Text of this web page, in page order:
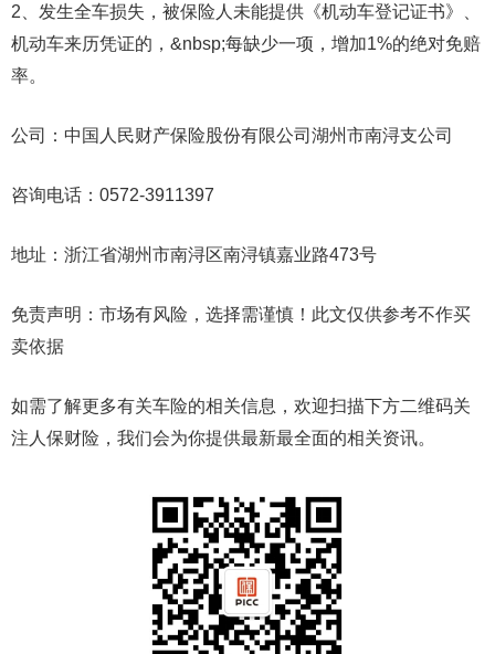
2、发生全车损失，被保险人未能提供《机动车登记证书》、
机动车来历凭证的，&nbsp;每缺少一项，增加1%的绝对免赔
率。
公司：中国人民财产保险股份有限公司湖州市南浔支公司
咨询电话：0572-3911397
地址：浙江省湖州市南浔区南浔镇嘉业路473号
免责声明：市场有风险，选择需谨慎！此文仅供参考不作买
卖依据
如需了解更多有关车险的相关信息，欢迎扫描下方二维码关
注人保财险，我们会为你提供最新最全面的相关资讯。